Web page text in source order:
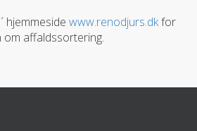
hjemmeside www.renodjurs.dkfor
affaldssortering.